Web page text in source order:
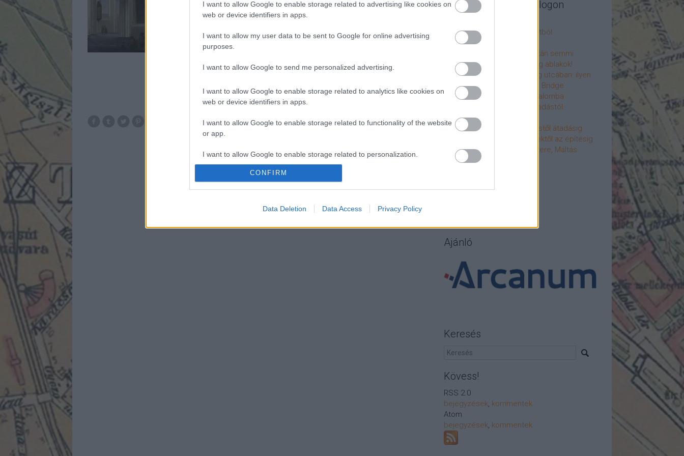
I want to allow Google to enable storage related to advertising like cookies on
web or device identifiers in apps.
I want to allow my user data to be sent to Google for online advertising
purposes.
I want to allow Google to send me personalized advertising.
I want to allow Google to enable storage related to analytics like cookies on
web or device identifiers in apps.
I want to allow Google to enable storage related to functionality of the website
or app.
I want to allow Google to enable storage related to personalization.
authentication functionality and fraud prevention, and other user protection.
CONFIRM
Data Deletion Data Access Privacy Policy
tanszékén. Azt mondják, hogy ezzel az anyaggal harmadannyi pénzbe
kerülne eltüntetni a falfirkákat. Így is 700 millió lenne, csak Szegeden.
graffiti
A legújabb cikkek a blogon
Egy fogorvosi rendelő a múltból
Bush a 4-es metrón
HÉV: tervezik, megígérik, aztán semmi
És újjászülettek az ólomüveg ablakok!
Meghökkentő terek a Mérleg utcában: ilyen
lett a Mamaison Hotel Chain Bridge
Új élet költözött a Hengermalomba
A Váralagút története: az átadástól
napjainkig
A Váralagút története: építéstől átadásig
A Váralagút története: ötletektől az építésig
A romantika elfeledett mestere, Máltás
Hugó
Ajánló
Keresés
Kövess!
RSS 2.0
bejegyzések, kommentek
Atom
bejegyzések, kommentek